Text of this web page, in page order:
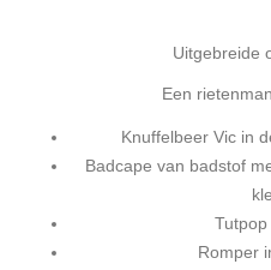
Uitgebreide
Een
Knuffelbeer Vic in
Badcape van badstof
Romper